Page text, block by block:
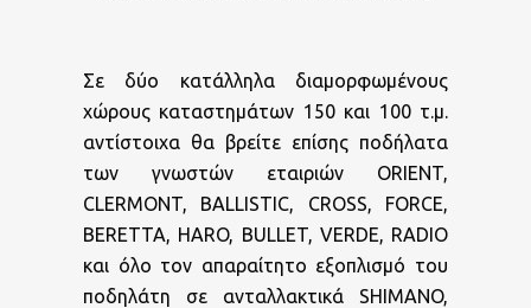
Σε δύο κατάλληλα διαμορφωμένους
χώρους καταστημάτων 150 και 100 τ.μ.
αντίστοιχα θα βρείτε επίσης ποδήλατα
των γνωστών εταιριών ORIENT,
CLERMONT, BALLISTIC, CROSS, FORCE,
BERETTA, HARO, BULLET, VERDE, RADIO
και όλο τον απαραίτητο εξοπλισμό του
ποδηλάτη σε ανταλλακτικά SHIMANO,